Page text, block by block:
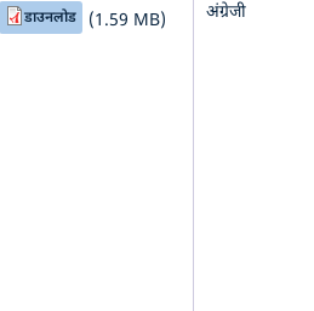
डाउनलोड (1.59 MB) अंग्रेजी